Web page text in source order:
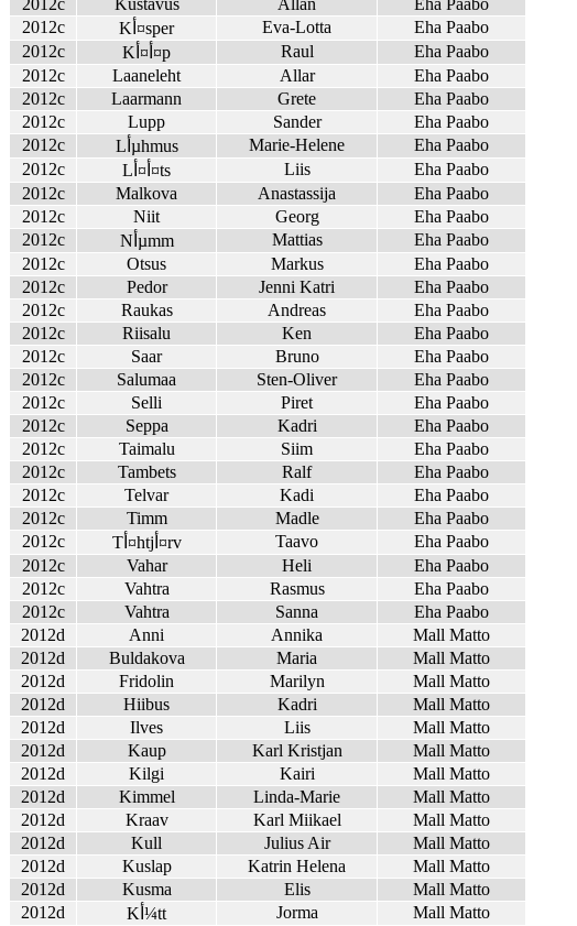
2012c
Kustavus Allan
Eha Paabo
2012c
Kأ¤sper Eva-Lotta
Eha Paabo
2012c
Kأ¤أ¤p Raul
Eha Paabo
2012c
Laaneleht Allar
Eha Paabo
2012c
Laarmann Grete
Eha Paabo
2012c
Lupp Sander
Eha Paabo
2012c
Lأµhmus Marie-Helene
Eha Paabo
2012c
Lأ¤أ¤ts Liis
Eha Paabo
2012c
Malkova Anastassija
Eha Paabo
2012c
Niit Georg
Eha Paabo
2012c
Nأµmm Mattias
Eha Paabo
2012c
Otsus Markus
Eha Paabo
2012c
Pedor Jenni Katri
Eha Paabo
2012c
Raukas Andreas
Eha Paabo
2012c
Riisalu Ken
Eha Paabo
2012c
Saar Bruno
Eha Paabo
2012c
Salumaa Sten-Oliver
Eha Paabo
2012c
Selli Piret
Eha Paabo
2012c
Seppa Kadri
Eha Paabo
2012c
Taimalu Siim
Eha Paabo
2012c
Tambets Ralf
Eha Paabo
2012c
Telvar Kadi
Eha Paabo
2012c
Timm Madle
Eha Paabo
2012c
Tأ¤htjأ¤rv Taavo
Eha Paabo
2012c
Vahar Heli
Eha Paabo
2012c
Vahtra Rasmus
Eha Paabo
2012c
Vahtra Sanna
Eha Paabo
2012d
Anni Annika
Mall Matto
2012d
Buldakova Maria
Mall Matto
2012d
Fridolin Marilyn
Mall Matto
2012d
Hiibus Kadri
Mall Matto
2012d
Ilves Liis
Mall Matto
2012d
Kaup Karl Kristjan
Mall Matto
2012d
Kilgi Kairi
Mall Matto
2012d
Kimmel Linda-Marie
Mall Matto
2012d
Kraav Karl Miikael
Mall Matto
2012d
Kull Julius Air
Mall Matto
2012d
Kuslap Katrin Helena
Mall Matto
2012d
Kusma Elis
Mall Matto
2012d
Kأ¼tt Jorma
Mall Matto